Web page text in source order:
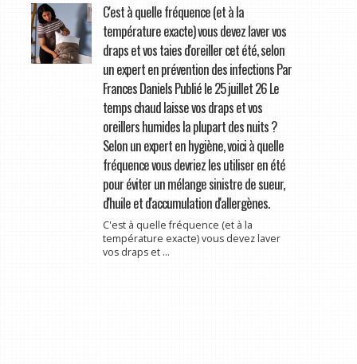
C'est à quelle fréquence (et à la
température exacte) vous devez laver vos
draps et vos taies d'oreiller cet été, selon
un expert en prévention des infections Par
Frances Daniels Publié le 25 juillet 26 Le
temps chaud laisse vos draps et vos
oreillers humides la plupart des nuits ?
Selon un expert en hygiène, voici à quelle
fréquence vous devriez les utiliser en été
pour éviter un mélange sinistre de sueur,
d'huile et d'accumulation d'allergènes.
C'est à quelle fréquence (et à la
température exacte) vous devez laver
vos draps et ...